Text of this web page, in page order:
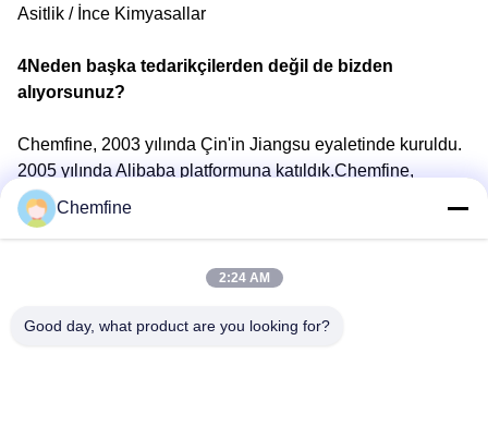
Asitlik / İnce Kimyasallar
4Neden başka tedarikçilerden değil de bizden
alıyorsunuz?
Chemfine, 2003 yılında Çin'in Jiangsu eyaletinde kuruldu.
2005 yılında Alibaba platformuna katıldık.Chemfine,
Alibaba'da SKA'ya (Süper Anahtar Hesap) katıldı.,
müşteriye daha iyi hizmet vermek için
5Ne tür hizmetler sunabiliriz?
Kabul edilen teslimat şartları:
Chemfine
2:24 AM
Good day, what product are you looking for?